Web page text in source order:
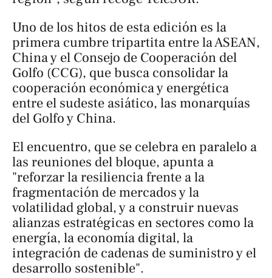
Uno de los hitos de esta edición es la
primera cumbre tripartita entre la ASEAN,
China y el Consejo de Cooperación del
Golfo (CCG), que busca consolidar la
cooperación económica y energética
entre el sudeste asiático, las monarquías
del Golfo y China.
El encuentro, que se celebra en paralelo a
las reuniones del bloque, apunta a
"reforzar la resiliencia frente a la
fragmentación de mercados y la
volatilidad global, y a construir nuevas
alianzas estratégicas en sectores como la
energía, la economía digital, la
integración de cadenas de suministro y el
desarrollo sostenible".